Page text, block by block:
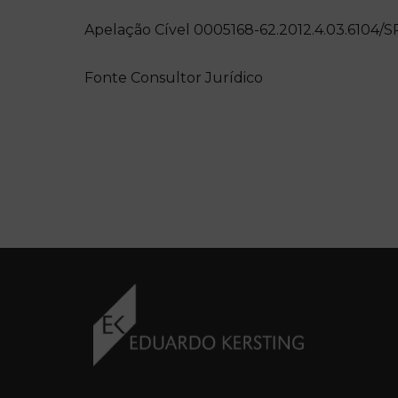
Apelação Cível 0005168-62.2012.4.03.6104/
Fonte Consultor Jurídico